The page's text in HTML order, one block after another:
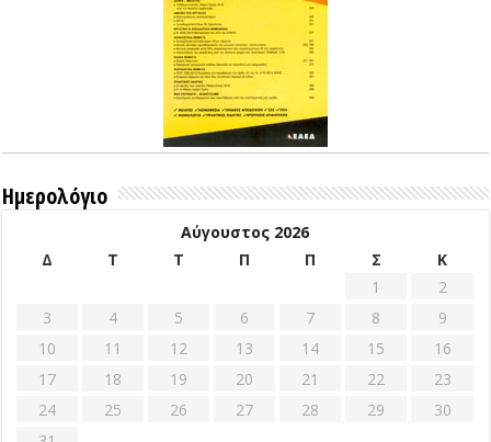
Ημερολόγιο
Αύγουστος 2026
Δ
Τ Τ Π Π Σ
Κ
1
2
3
4 5 6 7 8
9
10
11 12 13 14 15
16
17
18 19 20 21 22
23
24
25 26 27 28 29
30